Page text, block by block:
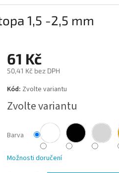
1,5 -2,5 mm
61 Kč
50,41 Kč bez DPH
Měrná
cena:
Kód: Zvolte variantu
Zvolte variantu
Barva
Možnosti doručení